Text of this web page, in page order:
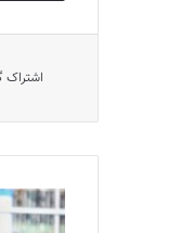
اشتراک